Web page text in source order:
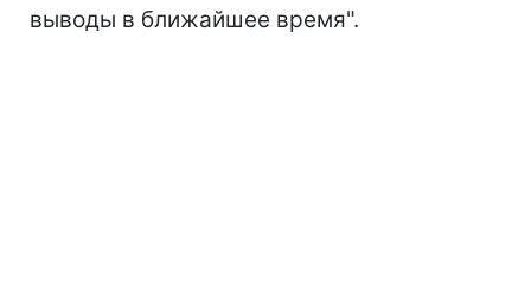
выводы в ближайшее время".